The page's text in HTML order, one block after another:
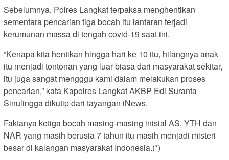
Sebelumnya, Polres Langkat terpaksa menghentikan
sementara pencarian tiga bocah itu lantaran terjadi
kerumunan massa di tengah covid-19 saat ini.
“Kenapa kita hentikan hingga hari ke 10 itu, hilangnya anak
itu menjadi tontonan yang luar biasa dari masyarakat sekitar,
itu juga sangat mengggu kami dalam melakukan proses
pencarian,” kata Kapolres Langkat AKBP Edi Suranta
Sinulingga dikutip dari tayangan iNews.
Faktanya ketiga bocah masing-masing inisial AS, YTH dan
NAR yang masih berusia 7 tahun itu masih menjadi misteri
besar di kalangan masyarakat Indonesia.(*)